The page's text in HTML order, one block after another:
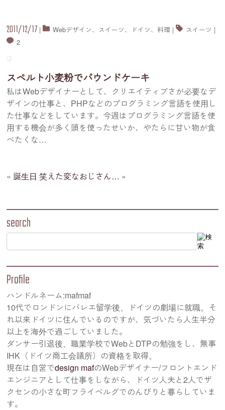
2011/12/17 | Webデザイン、 スイーツ、 ドイツ、料理 | スイーツ |
2
スペルト小麦粉でパウンドケーキ
私はWebデザイナーとして、クリエイティブさが必要なデ
ザインの仕事と、PHPなどのプログラミング言語を使用し
た仕事などをしています。今週はプログラミング言語を使
用する機会が多く頭を使ったせいか、やたらに甘い物が食
べたくな…
« 誕生日 笑えた変なおじさん… »
search
Profile
ハンドルネーム:mafmaf
10代でロンドンにバレエ留学後、ドイツの劇場に就職。そ
れ以来ドイツに住んでいるのですが、気づいたら人生半分
以上を海外で過ごしていました。
ダンサー引退後、職業学校でWebとDTPの勉強をし、無事
IHK（ドイツ商工会議所）の資格を取得。
現在は自営でdesign mafのWebデザイナー/フロントエンド
エンジニアとして仕事をしながら、ドイツ人夫と2人でザ
クセンの小さな町フライベルグでのんびりと暮らしていま
す。